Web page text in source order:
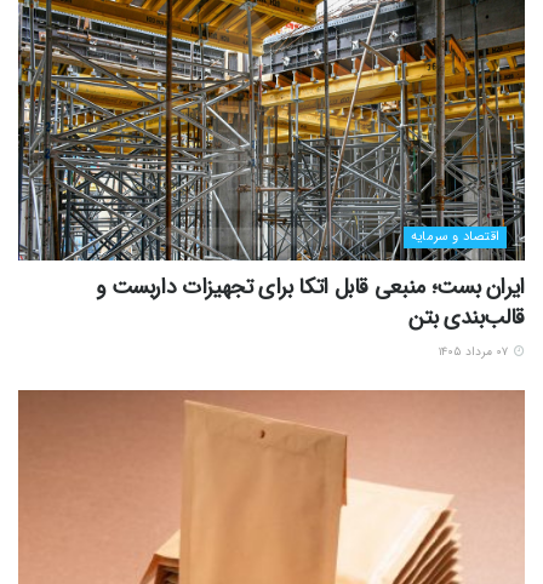
اقتصاد و سرمایه
ایران بست؛ منبعی قابل اتکا برای تجهیزات داربست و
قالب‌بندی بتن